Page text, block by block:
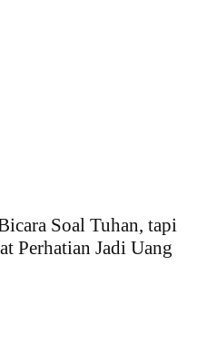
Soal Tuhan, tapi
Perhatian Jadi Uang